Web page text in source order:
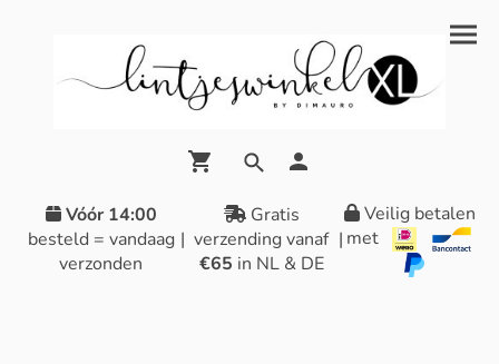
Vóór 14:00
besteld = vandaag
verzonden
|
Gratis
verzending vanaf
€65 in NL & DE
|
Veilig betalen
met